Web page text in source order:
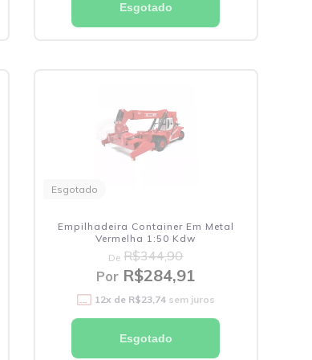
Esgotado
Esgotado
Empilhadeira Container Em Metal
Vermelha 1:50 Kdw
De R$344,90
PorR$284,91
12x de R$23,74sem juros
Esgotado